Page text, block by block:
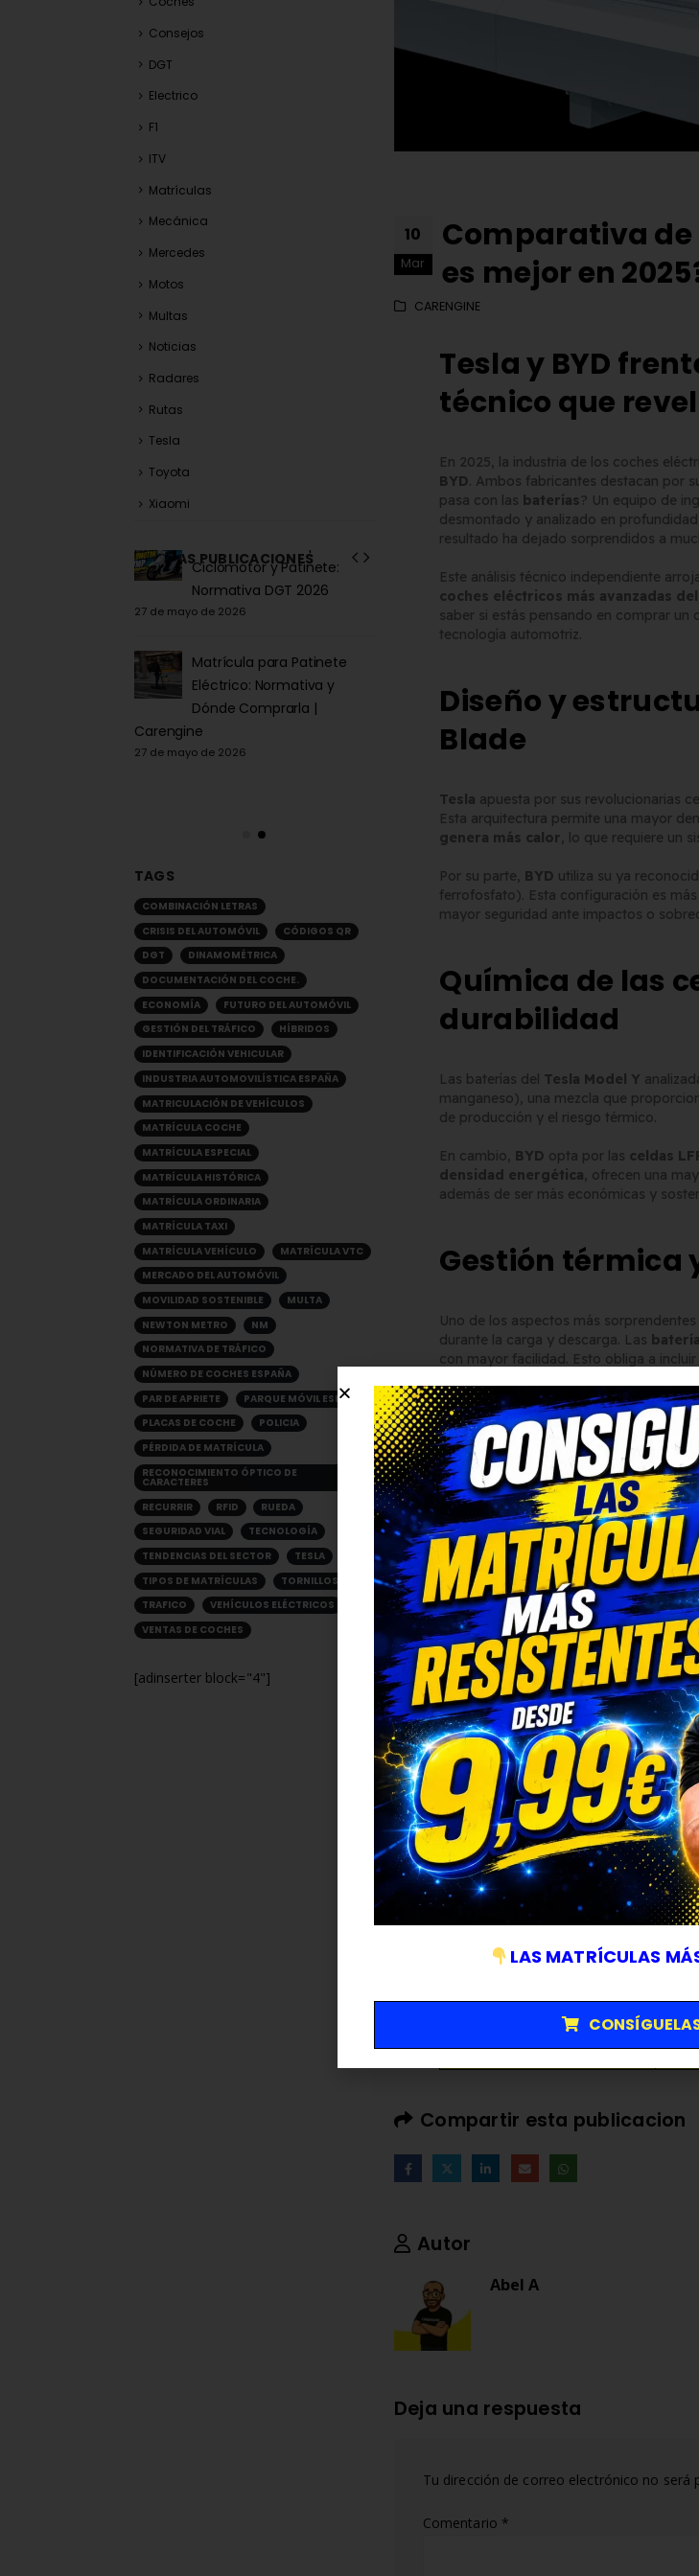
10
Mar
Comparativa de
es mejor en
CARENGINE
Tesla y BYD
técnico que
En 2025, la industria de los coches
BYD. Ambos fabricantes destacan por
pasa con las baterías? Un equipo de
desmontado y analizado en
resultado ha dejado sorprendidos a
Este análisis técnico independiente
coches eléctricos más avanzadas
saber si estás pensando en comprar un
tecnología automotriz.
Diseño y
Blade
Tesla apuesta por sus revolucionarias
Esta arquitectura permite una mayor
genera más calor, lo que requiere un
Por su parte, BYD utiliza su ya
ferrofosfato). Esta configuración es más
mayor seguridad ante impactos o
Química de las
durabilidad
Las baterías del Tesla Model Y
manganeso), una mezcla que
de producción y el riesgo térmico.
En cambio, BYD opta por las celdas
densidad energética, ofrecen una
además de ser más económicas y
Gestión térmica
Uno de los aspectos más
durante la carga y descarga. Las
con mayor facilidad. Esto obliga a
En cambio, las baterías Blade de BYD
reduce el desgaste de sus
¿Qué batería es
No hay una respuesta única. Si buscas
ofrecen una experiencia potente pero
las baterías Blade de BYD son una
La batalla entreTesla y BYD en
potencia vs equilibrio. Lo que está
movilidad eléctrica.
Resumen de
Característica
Formato de celda
Química
Vida útil estimada
Compartir esta publicacion
Autor
Abel A
Deja una respuesta
Tu dirección de correo electrónico no será
Comentario *
Consejos
DGT
Electrico
F1
ITV
Matrículas
Mecánica
Mercedes
Motos
Multas
Noticias
Radares
Rutas
Tesla
Toyota
Xiaomi
ÚLTIMAS PUBLICACIONES
Ciclomotor y Patinete:
Normativa DGT 2026
27 de mayo de 2026
Matrícula para Patinete
Eléctrico: Normativa y
Dónde Comprarla |
Carengine
27 de mayo de 2026
Comprar matrículas a
proveedores vs. Instalar tu
propio equipo de
fabricación
2 de junio de 2026
Los 7 requisitos de
homologación de placas
de matrícula en España
(según el BOE)
27 de mayo
TAGS
COMBINACIÓN LETRAS
CRISIS DEL AUTOMÓVIL
CÓDIGOS QR
DGT
DINAMOMÉTRICA
DOCUMENTACIÓN DEL COCHE.
ECONOMÍA
FUTURO DEL AUTOMÓVIL
GESTIÓN DEL TRÁFICO
HÍBRIDOS
IDENTIFICACIÓN VEHICULAR
INDUSTRIA AUTOMOVILÍSTICA ESPAÑA
MATRICULACIÓN DE VEHÍCULOS
MATRÍCULA COCHE
MATRÍCULA ESPECIAL
MATRÍCULA HISTÓRICA
MATRÍCULA ORDINARIA
MATRÍCULA TAXI
MATRÍCULA VEHÍCULO
MATRÍCULA VTC
MERCADO DEL AUTOMÓVIL
MOVILIDAD SOSTENIBLE
MULTA
NEWTON METRO
NM
NORMATIVA DE TRÁFICO
NÚMERO DE COCHES ESPAÑA
PAR DE APRIETE
PARQUE MÓVIL ESPAÑA
PLACAS DE COCHE
POLICIA
PÉRDIDA DE MATRÍCULA
RECONOCIMIENTO ÓPTICO DE
CARACTERES
RECURRIR
RFID
RUEDA
SEGURIDAD VIAL
TECNOLOGÍA
TENDENCIAS DEL SECTOR
TESLA
TIPOS DE MATRÍCULAS
TORNILLOS
TRAFICO
VEHÍCULOS ELÉCTRICOS
VENTAS DE COCHES
[adinserter block="4"]
LAS MATRÍCULAS